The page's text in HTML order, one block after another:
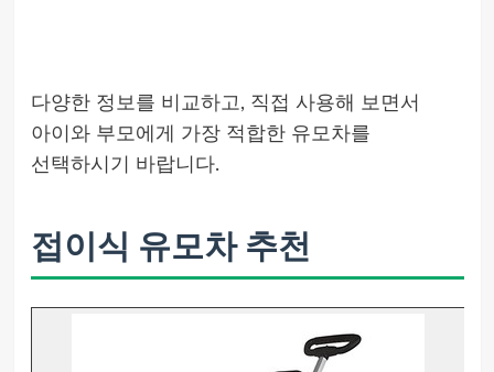
다양한 정보를 비교하고, 직접 사용해 보면서
아이와 부모에게 가장 적합한 유모차를
선택하시기 바랍니다.
접이식 유모차 추천